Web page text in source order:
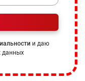
и даю
данных